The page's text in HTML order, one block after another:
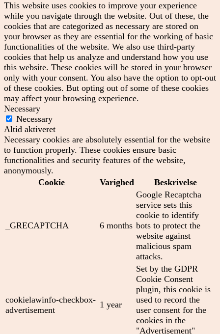
This website uses cookies to improve your experience
while you navigate through the website. Out of these, the
cookies that are categorized as necessary are stored on
your browser as they are essential for the working of basic
functionalities of the website. We also use third-party
cookies that help us analyze and understand how you use
this website. These cookies will be stored in your browser
only with your consent. You also have the option to opt-out
of these cookies. But opting out of some of these cookies
may affect your browsing experience.
Necessary
Necessary
Altid aktiveret
Necessary cookies are absolutely essential for the website
to function properly. These cookies ensure basic
functionalities and security features of the website,
anonymously.
Cookie
Varighed Beskrivelse
_GRECAPTCHA 6 months
Google Recaptcha
service sets this
cookie to identify
bots to protect the
website against
malicious spam
attacks.
cookielawinfo-checkbox-
advertisement
1 year
Set by the GDPR
Cookie Consent
plugin, this cookie is
used to record the
user consent for the
cookies in the
"Advertisement"